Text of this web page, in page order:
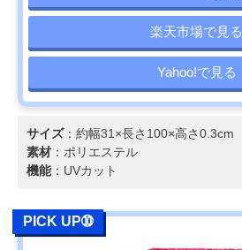
楽天市場で見る
Yahoo!で見る
サイズ：約幅31×長さ100×高さ0.3cm
素材 ：ポリエステル
機能：UVカット
PICK UP➉